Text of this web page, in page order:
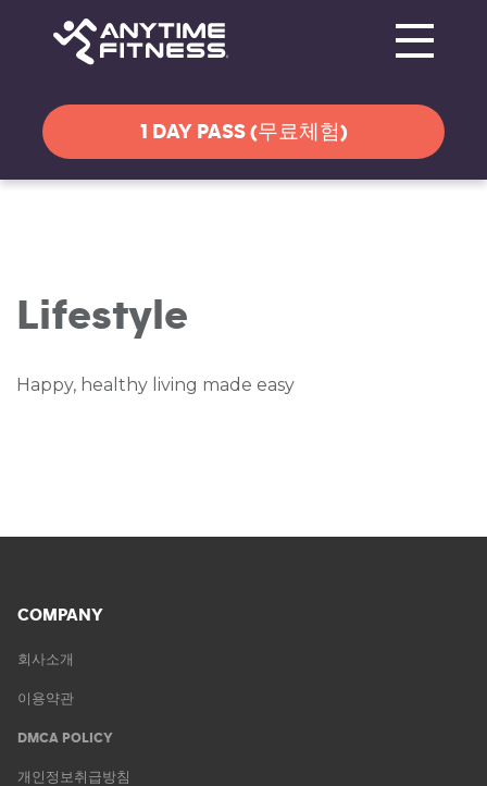
1 DAY PASS (무료체험)
Lifestyle
Happy, healthy living made easy
COMPANY
회사소개
이용약관
DMCA POLICY
개인정보취급방침